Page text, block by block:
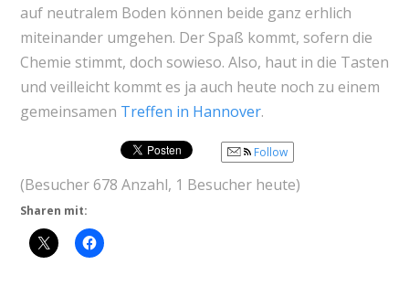
auf neutralem Boden können beide ganz erhlich
miteinander umgehen. Der Spaß kommt, sofern die
Chemie stimmt, doch sowieso. Also, haut in die Tasten
und veilleicht kommt es ja auch heute noch zu einem
gemeinsamen Treffen in Hannover.
Follow
(Besucher 678 Anzahl, 1 Besucher heute)
Sharen mit: